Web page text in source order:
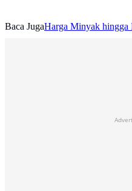
Baca JugaHarga Minyak hingga